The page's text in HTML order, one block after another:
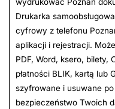
Drukarka
cyfrowy z telefonu
aplikacji i rejestracji.
PDF, Word, ksero, bilety,
płatności BLIK, kartą lub
szyfrowane i usuwane
bezpieczeństwo Twoich